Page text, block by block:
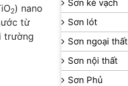
2) nano
từ
trường
Sơn kẻ vạch
Sơn lót
Sơn ngoại thất
Sơn nội thất
Sơn Phủ